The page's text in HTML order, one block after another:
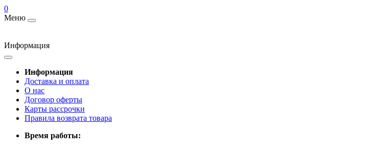
0
Меню
Информация
Информация
Доставка и оплата
О нас
Договор оферты
Карты рассрочки
Правила возврата товара
Время работы: